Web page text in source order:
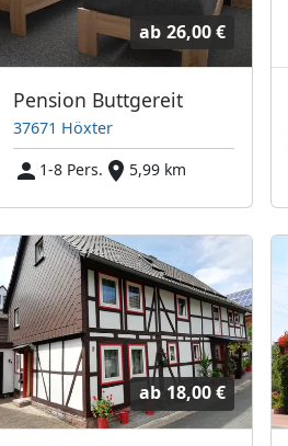
ab 26,00 €
Pension Buttgereit
37671 Höxter
1-8 Pers.
5,99 km
ab 18,00 €